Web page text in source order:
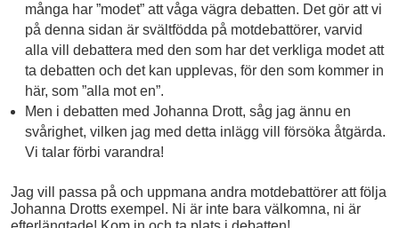
många har ”modet” att våga vägra debatten. Det gör att vi
på denna sidan är svältfödda på motdebattörer, varvid
alla vill debattera med den som har det verkliga modet att
ta debatten och det kan upplevas, för den som kommer in
här, som ”alla mot en”.
Men i debatten med Johanna Drott, såg jag ännu en
svårighet, vilken jag med detta inlägg vill försöka åtgärda.
Vi talar förbi varandra!
Jag vill passa på och uppmana andra motdebattörer att följa
Johanna Drotts exempel. Ni är inte bara välkomna, ni är